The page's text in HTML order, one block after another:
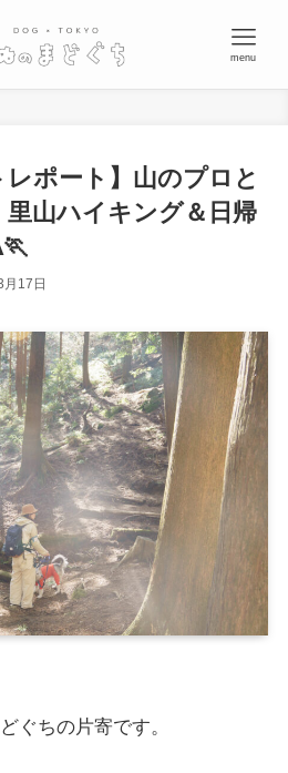
menu
レポート】山のプロと
山ハイキング＆日帰
17日
ぐちの片寄です。